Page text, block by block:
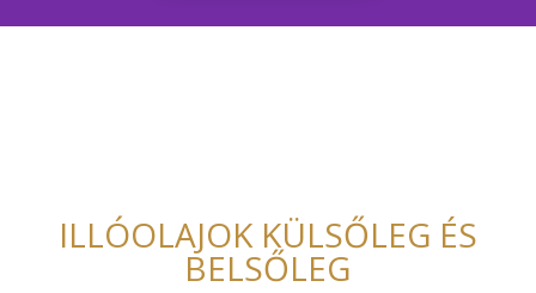
ILLÓOLAJOK KÜLSŐLEG ÉS
BELSŐLEG